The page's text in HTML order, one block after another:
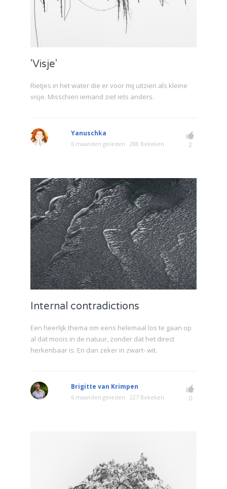
'Visje'
Rietjes in het water die er voor mij uitzien als kleine
visje. Misschien iemand ziet iets anders.
Yanuschka
6 maanden geleden 288 Bekeken 2
Internal contradictions
Een heerlijk thema om eens helemaal los te gaan op
al dat moois in de natuur, zonder dat het direct
herkenbaar is. En dan zeker in zwart- wit.
Brigitte van Krimpen
6 maanden geleden 227 Bekeken 0